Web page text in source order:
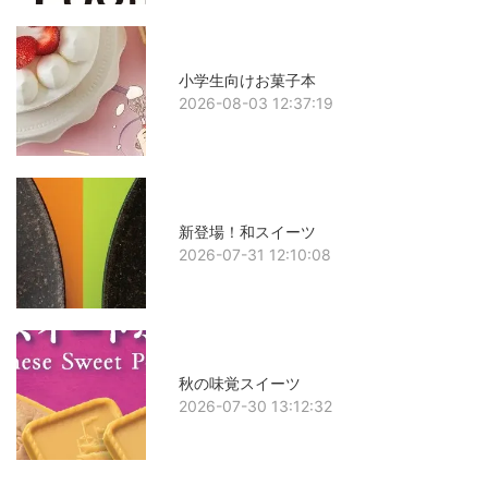
小学生向けお菓子本
2026-08-03 12:37:19
新登場！和スイーツ
2026-07-31 12:10:08
秋の味覚スイーツ
2026-07-30 13:12:32